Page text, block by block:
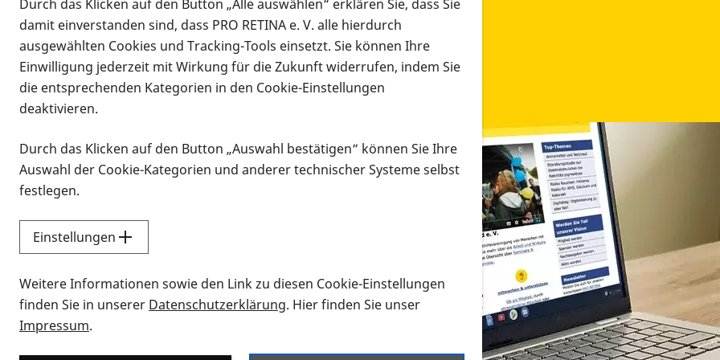
Infomaterial
Infomaterial
Vorlesen
Alle Infomaterialien in verschiedenen Formaten an
Sie möchten wissen, wie Sie nach Infonmaterial suchen und dieses bestellen bzw. herunterladen
Durch das Klicken auf den Button „Alle auswählen“ erklären Sie, dass Sie
damit einverstanden sind, dass PRO RETINA e. V. alle hierdurch
ausgewählten Cookies und Tracking-Tools einsetzt. Sie können Ihre
Einwilligung jederzeit mit Wirkung für die Zukunft widerrufen, indem Sie
die entsprechenden Kategorien in den Cookie-Einstellungen
deaktivieren.
Durch das Klicken auf den Button „Auswahl bestätigen“ können Sie Ihre
Auswahl der Cookie-Kategorien und anderer technischer Systeme selbst
festlegen.
Einstellungen
Weitere Informationen sowie den Link zu diesen Cookie-Einstellungen
finden Sie in unserer Datenschutzerklärung. Hier finden Sie unser
Impressum.